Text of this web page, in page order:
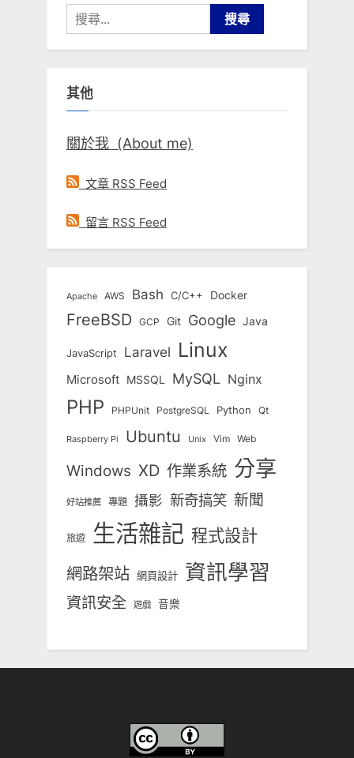
搜
尋
關
字:
其他
關於我 (About me)
文章 RSS Feed
留言 RSS Feed
Apache AWS Bash C/C++ Docker
FreeBSD GCP Git Google Java
JavaScript Laravel Linux
Microsoft MSSQL MySQL Nginx
PHP PHPUnit PostgreSQL Python Qt
Raspberry Pi Ubuntu Unix Vim Web
Windows XD 作業系統 分享
好站推薦 專題 攝影 新奇搞笑 新聞
旅遊 生活雜記 程式設計
網路架站 網頁設計 資訊學習
資訊安全 遊戲 音樂